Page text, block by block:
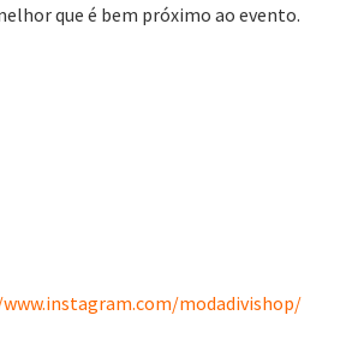
que é bem próximo ao evento.
modadivishop/